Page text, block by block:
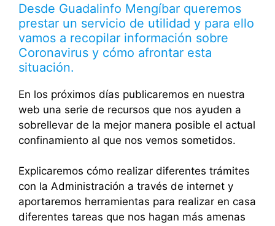
Desde Guadalinfo Mengíbar queremos
prestar un servicio de utilidad y para ello
vamos a recopilar información sobre
Coronavirus y cómo afrontar esta
situación.
En los próximos días publicaremos en nuestra
web una serie de recursos que nos ayuden a
sobrellevar de la mejor manera posible el actual
confinamiento al que nos vemos sometidos.
Explicaremos cómo realizar diferentes trámites
con la Administración a través de internet y
aportaremos herramientas para realizar en casa
diferentes tareas que nos hagan más amenas